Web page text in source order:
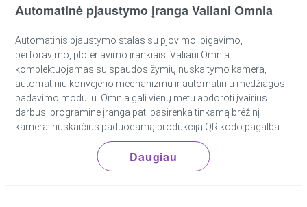
Automatinė pjaustymo įranga Valiani Omnia
Automatinis pjaustymo stalas su pjovimo, bigavimo,
perforavimo, ploteriavimo įrankiais. Valiani Omnia
komplektuojamas su spaudos žymių nuskaitymo kamera,
automatiniu konvejerio mechanizmu ir automatiniu medžiagos
padavimo moduliu. Omnia gali vienų metu apdoroti įvairius
darbus, programinė įranga pati pasirenka tinkamą brėžinį
kamerai nuskaičius paduodamą produkciją QR kodo pagalba.
Daugiau